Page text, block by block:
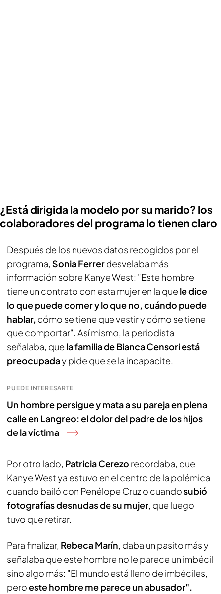
¿Está dirigida la modelo por su marido? los
colaboradores del programa lo tienen claro
Después de los nuevos datos recogidos por el
programa, Sonia Ferrerdesvelaba más
información sobre Kanye West: "Este hombre
tiene un contrato con esta mujer en la que le dice
lo que puede comer y lo que no, cuándo puede
hablar, cómo se tiene que vestir y cómo se tiene
que comportar". Así mismo, la periodista
señalaba, que la familia de Bianca Censori está
preocupaday pide que se la incapacite.
PUEDE INTERESARTE
Un hombre persigue y mata a su pareja en plena
calle en Langreo: el dolor del padre de los hijos
de la víctima
Por otro lado, Patricia Cerezo recordaba, que
Kanye West ya estuvo en el centro de la polémica
cuando bailó con Penélope Cruz o cuandosubió
fotografías desnudas de su mujer, que luego
tuvo que retirar.
Para finalizar, Rebeca Marín, daba un pasito más y
señalaba que este hombre no le parece un imbécil
sino algo más: "El mundo está lleno de imbéciles,
peroeste hombre me parece un abusador".